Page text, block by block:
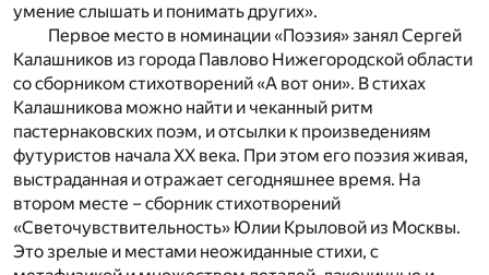
умение слышать и понимать других».
Первое место в номинации «Поэзия» занял Сергей
Калашников из города Павлово Нижегородской области
со сборником стихотворений «А вот они». В стихах
Калашникова можно найти и чеканный ритм
пастернаковских поэм, и отсылки к произведениям
футуристов начала ХХ века. При этом его поэзия живая,
выстраданная и отражает сегодняшнее время. На
втором месте – сборник стихотворений
«Светочувствительность» Юлии Крыловой из Москвы.
Это зрелые и местами неожиданные стихи, с